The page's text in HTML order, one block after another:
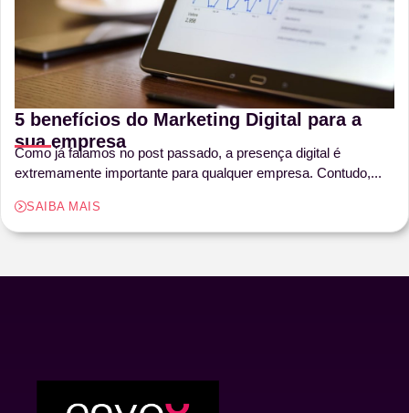
5 benefícios do Marketing Digital para a
sua empresa
Como já falamos no post passado, a presença digital é
extremamente importante para qualquer empresa. Contudo,...
SAIBA MAIS